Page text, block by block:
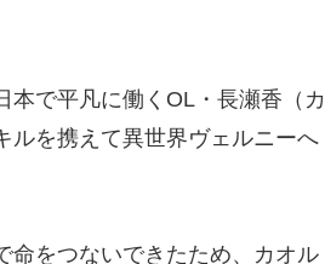
本で平凡に働くOL・長瀬香（カ
ルを携えて異世界ヴェルニーへ
命をつないできたため、カオル